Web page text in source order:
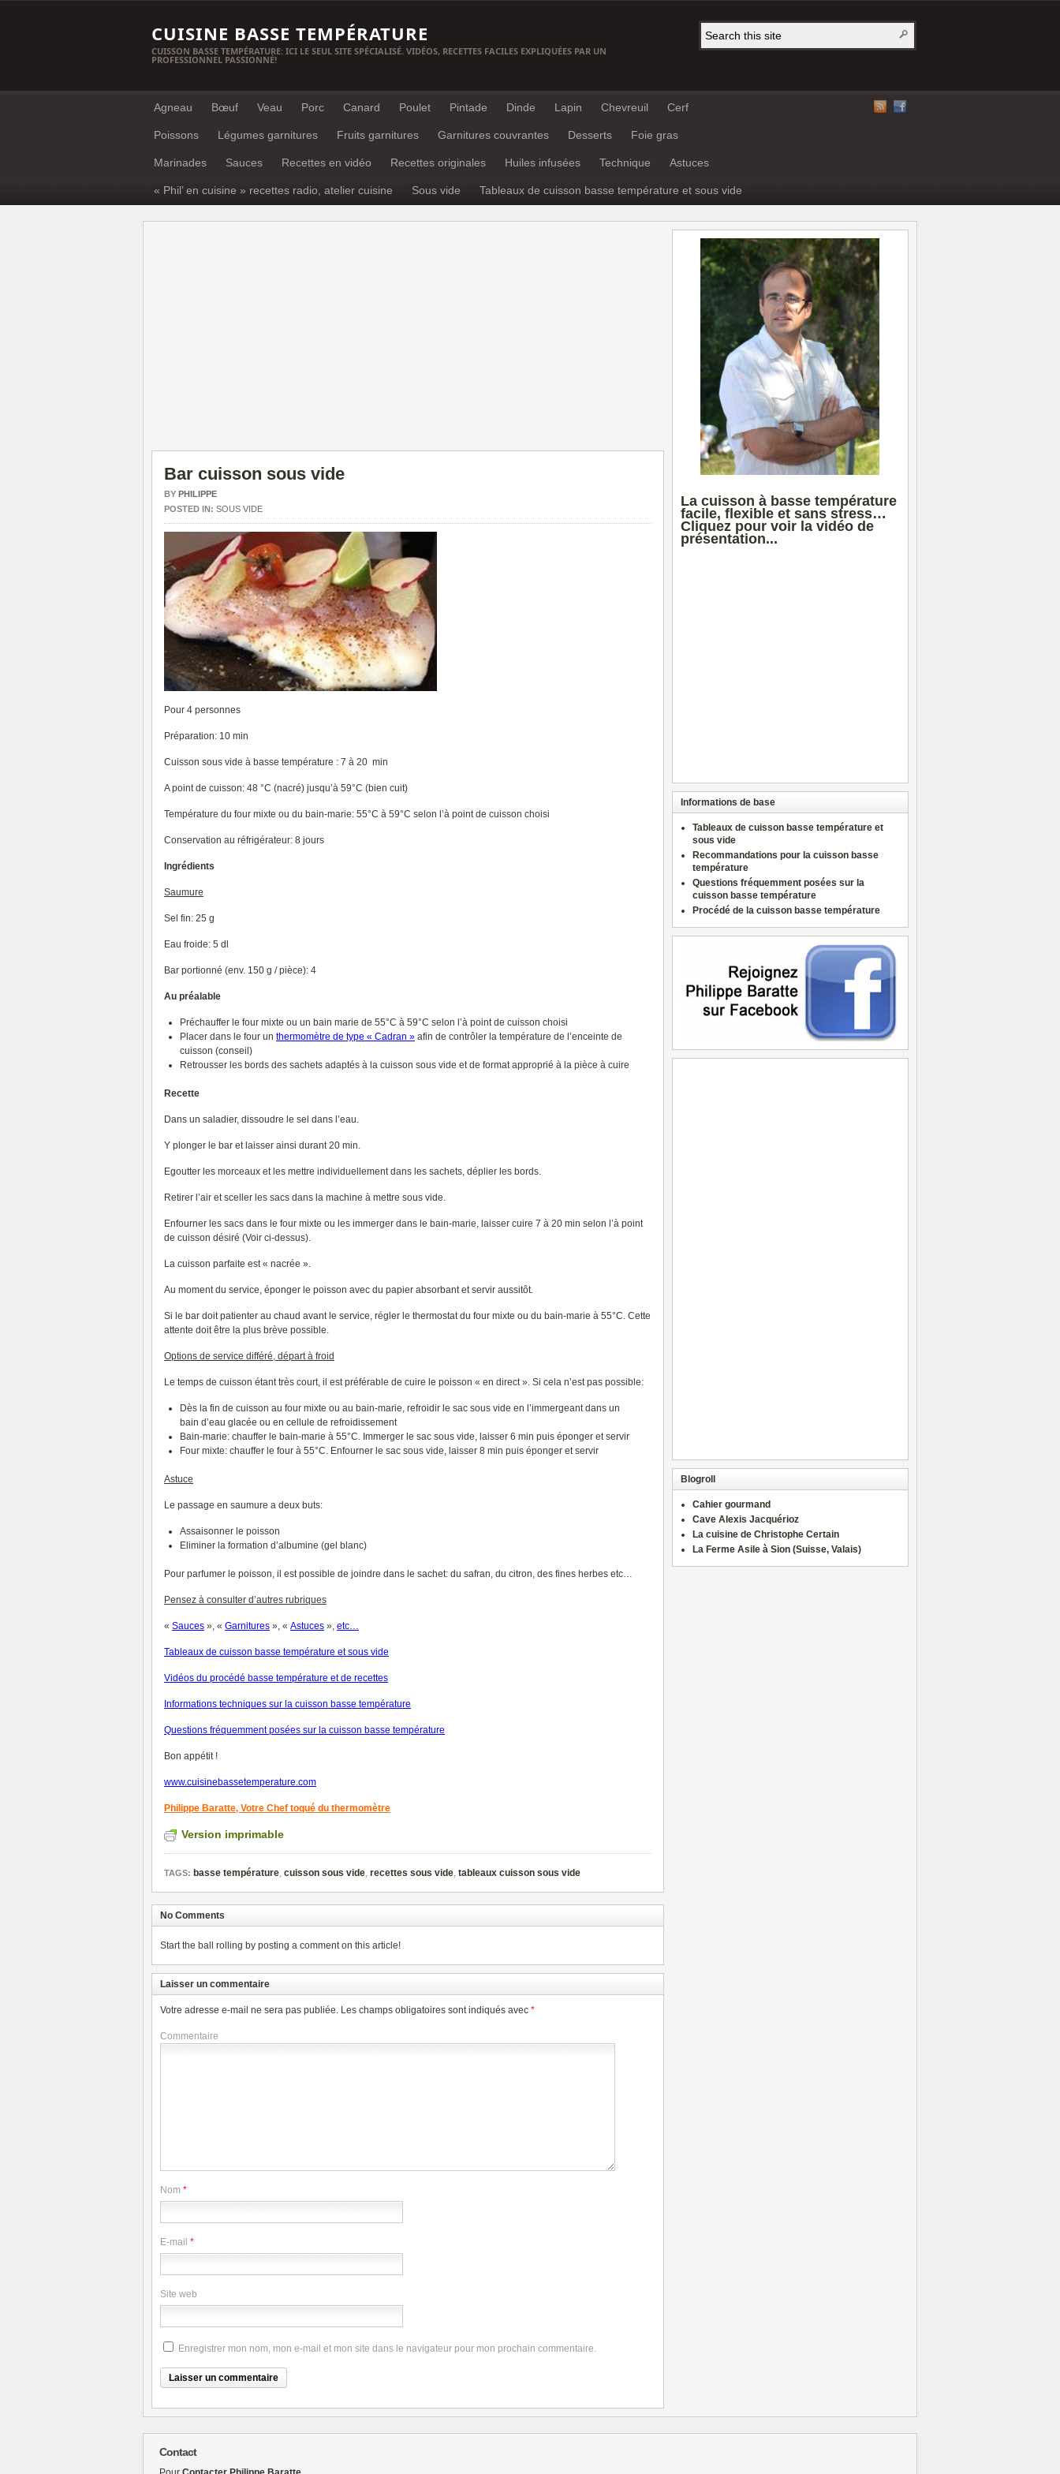
CUISINE BASSE TEMPÉRATURE
CUISSON BASSE TEMPÉRATURE: ICI LE SEUL SITE SPÉCIALISÉ. VIDÉOS, RECETTES FACILES EXPLIQUÉES PAR UN
PROFESSIONNEL PASSIONNÉ!
Agneau Bœuf Veau Porc Canard Poulet Pintade Dinde Lapin Chevreuil Cerf
Poissons Légumes garnitures Fruits garnitures Garnitures couvrantes Desserts Foie gras
Marinades Sauces Recettes en vidéo Recettes originales Huiles infusées Technique Astuces
« Phil’ en cuisine » recettes radio, atelier cuisine Sous vide Tableaux de cuisson basse température et sous vide
Bar cuisson sous vide
BY PHILIPPE
POSTED IN: SOUS VIDE
Pour 4 personnes
Préparation: 10 min
Cuisson sous vide à basse température : 7 à 20 min
A point de cuisson: 48 °C (nacré) jusqu’à 59°C (bien cuit)
Température du four mixte ou du bain-marie: 55°C à 59°C selon l’à point de cuisson choisi
Conservation au réfrigérateur: 8 jours
Ingrédients
Saumure
Sel fin: 25 g
Eau froide: 5 dl
Bar portionné (env. 150 g / pièce): 4
Au préalable
Préchauffer le four mixte ou un bain marie de 55°C à 59°C selon l’à point de cuisson choisi
Placer dans le four un thermomètre de type « Cadran » afin de contrôler la température de l’enceinte de
cuisson (conseil)
Retrousser les bords des sachets adaptés à la cuisson sous vide et de format approprié à la pièce à cuire
Recette
Dans un saladier, dissoudre le sel dans l’eau.
Y plonger le bar et laisser ainsi durant 20 min.
Egoutter les morceaux et les mettre individuellement dans les sachets, déplier les bords.
Retirer l’air et sceller les sacs dans la machine à mettre sous vide.
Enfourner les sacs dans le four mixte ou les immerger dans le bain-marie, laisser cuire 7 à 20 min selon l’à point
de cuisson désiré (Voir ci-dessus).
La cuisson parfaite est « nacrée ».
Au moment du service, éponger le poisson avec du papier absorbant et servir aussitôt.
Si le bar doit patienter au chaud avant le service, régler le thermostat du four mixte ou du bain-marie à 55°C. Cette
attente doit être la plus brève possible.
Options de service différé, départ à froid
Le temps de cuisson étant très court, il est préférable de cuire le poisson « en direct ». Si cela n’est pas possible:
Dès la fin de cuisson au four mixte ou au bain-marie, refroidir le sac sous vide en l’immergeant dans un
bain d’eau glacée ou en cellule de refroidissement
Bain-marie: chauffer le bain-marie à 55°C. Immerger le sac sous vide, laisser 6 min puis éponger et servir
Four mixte: chauffer le four à 55°C. Enfourner le sac sous vide, laisser 8 min puis éponger et servir
Astuce
Le passage en saumure a deux buts:
Assaisonner le poisson
Eliminer la formation d’albumine (gel blanc)
Pour parfumer le poisson, il est possible de joindre dans le sachet: du safran, du citron, des fines herbes etc…
Pensez à consulter d’autres rubriques
« Sauces », « Garnitures », « Astuces », etc…
Tableaux de cuisson basse température et sous vide
Vidéos du procédé basse température et de recettes
Informations techniques sur la cuisson basse température
Questions fréquemment posées sur la cuisson basse température
Bon appétit !
www.cuisinebassetemperature.com
Philippe Baratte, Votre Chef toqué du thermomètre
Version imprimable
TAGS: basse température, cuisson sous vide, recettes sous vide, tableaux cuisson sous vide
No Comments
Start the ball rolling by posting a comment on this article!
Laisser un commentaire
Votre adresse e-mail ne sera pas publiée. Les champs obligatoires sont indiqués avec *
Commentaire
Nom *
E-mail *
Site web
Enregistrer mon nom, mon e-mail et mon site dans le navigateur pour mon prochain commentaire.
La cuisson à basse température
facile, flexible et sans stress…
Cliquez pour voir la vidéo de
présentation...
Informations de base
Tableaux de cuisson basse température et
sous vide
Recommandations pour la cuisson basse
température
Questions fréquemment posées sur la
cuisson basse température
Procédé de la cuisson basse température
Blogroll
Cahier gourmand
Cave Alexis Jacquérioz
La cuisine de Christophe Certain
La Ferme Asile à Sion (Suisse, Valais)
Contact